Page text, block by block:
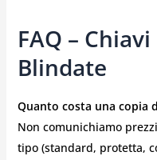
FAQ –
Blindate
Quanto costa una copia
Non comunichiamo
tipo (standard, protetta,